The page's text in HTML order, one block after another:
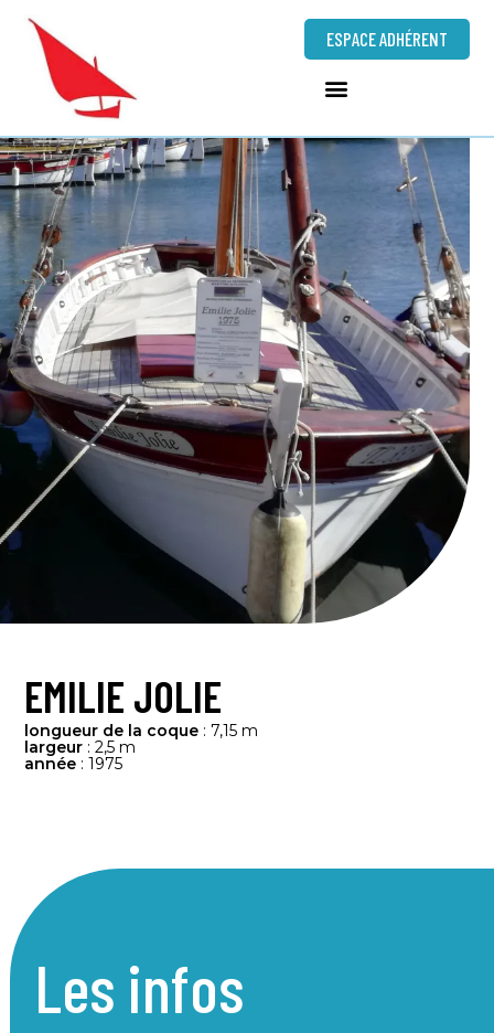
ESPACE ADHÉRENT
EMILIE JOLIE
longueur de la coque : 7,15 m
largeur : 2,5 m
année : 1975
Les infos